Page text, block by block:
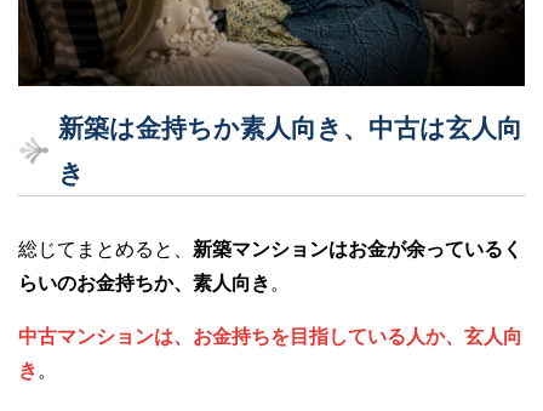
新築は金持ちか素人向き、中古は玄人向
き
総じてまとめると、 新築マンションはお金が余っているく
らいのお金持ちか、素人向き 。
中古マンションは、お金持ちを目指している人か、玄人向
き 。